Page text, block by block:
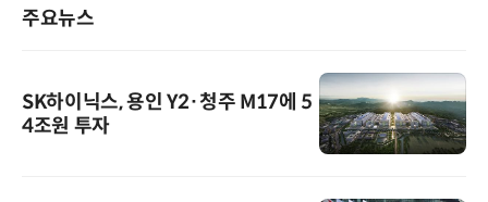
주요뉴스
SK하이닉스, 용인 Y2·청주 M17에 5
4조원 투자